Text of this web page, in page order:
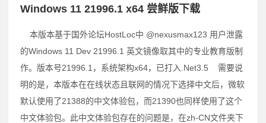
Windows 11 21996.1 x64 尝鲜版下载
本版本基于国外论坛HostLoc中 @nexusmax123 用户泄露
的Windows 11 Dev 21996.1 英文镜像取其中的专业教育版制
作。版本号21996.1，系统架构x64，已打入.Net3.5 需要说
明的是，本版本在在线状态且联网的情况下选择中文后，微软
默认使用了21388的中文体验包，而21390也同样使用了这个
中文体验包。此中文体验包存在的问题是，在zh-CN文件夹下